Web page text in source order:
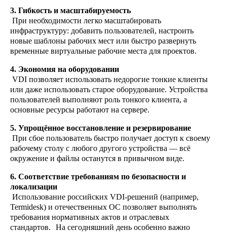
3. Гибкость и масштабируемость
При необходимости легко масштабировать
инфраструктуру: добавить пользователей, настроить
новые шаблоны рабочих мест или быстро развернуть
временные виртуальные рабочие места для проектов.
4. Экономия на оборудовании
VDI позволяет использовать недорогие тонкие клиенты
или даже использовать старое оборудование. Устройства
пользователей выполняют роль тонкого клиента, а
основные ресурсы работают на сервере.
5. Упрощённое восстановление и резервирование
При сбое пользователь быстро получает доступ к своему
рабочему столу с любого другого устройства — всё
окружение и файлы останутся в привычном виде.
6. Соответствие требованиям по безопасности и
локализации
Использование российских VDI-решений (например,
Termidesk) и отечественных ОС позволяет выполнять
требования нормативных актов и отраслевых
стандартов.
На сегодняшний день особенно важно
09.07 2025